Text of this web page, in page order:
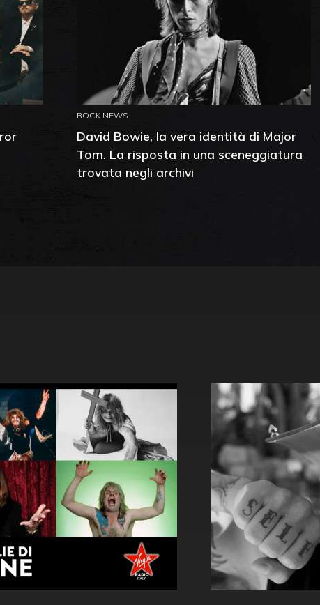
ROCK NEWS
David Bowie, la vera identità di Major
Tom. La risposta in una sceneggiatura
trovata negli archivi